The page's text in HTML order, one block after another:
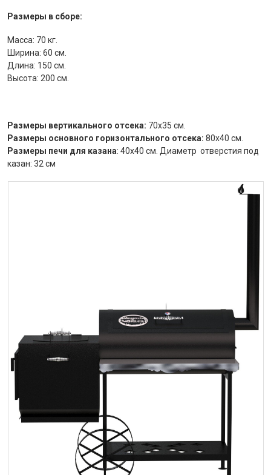
Размеры в сборе:
Масса: 70 кг.
Ширина: 60 см.
Длина: 150 см.
Высота: 200 см.
Размеры вертикального отсека: 70х35 см.
Размеры основного горизонтального отсека: 80х40 см.
Размеры печи для казана: 40х40 см. Диаметр отверстия под
казан: 32 см